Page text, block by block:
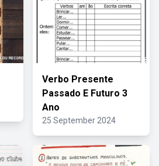
Verbo Presente
Passado E Futuro 3
Ano
25 September 2024